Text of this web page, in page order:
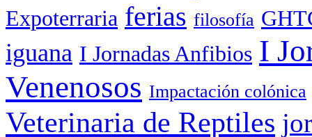
Expoterraria ferias filosofía
iguana I Jornadas Anfibios I
Venenosos Impactación colónica
Veterinaria de Reptiles